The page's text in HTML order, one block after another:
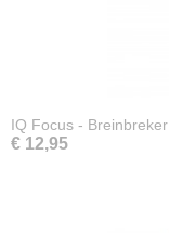
IQ Focus - Breinbreker
€ 12,95